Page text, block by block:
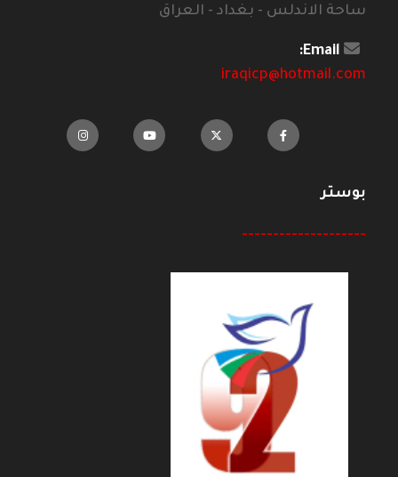
ساحة الاندلس - بغداد - العراق
Email:
iraqicp@hotmail.com
بوستر
--------------------